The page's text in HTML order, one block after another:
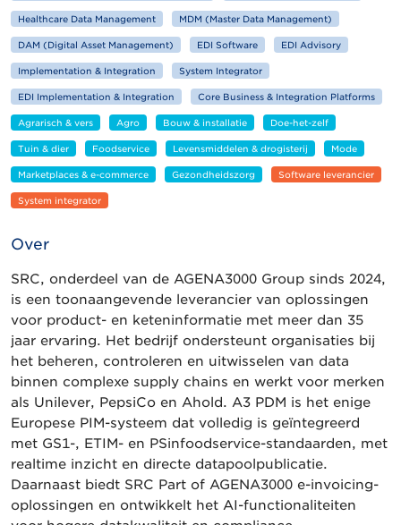
Healthcare Data Management MDM (Master Data Management)
DAM (Digital Asset Management) EDI Software EDI Advisory
Implementation & Integration System Integrator
EDI Implementation & Integration Core Business & Integration Platforms
Agrarisch & vers Agro Bouw & installatie Doe-het-zelf
Tuin & dier Foodservice Levensmiddelen & drogisterij Mode
Marketplaces & e-commerce Gezondheidszorg Software leverancier
System integrator
Over
SRC, onderdeel van de AGENA3000 Group sinds 2024,
is een toonaangevende leverancier van oplossingen
voor product- en keteninformatie met meer dan 35
jaar ervaring. Het bedrijf ondersteunt organisaties bij
het beheren, controleren en uitwisselen van data
binnen complexe supply chains en werkt voor merken
als Unilever, PepsiCo en Ahold. A3 PDM is het enige
Europese PIM-systeem dat volledig is geïntegreerd
met GS1-, ETIM- en PSinfoodservice-standaarden, met
realtime inzicht en directe datapoolpublicatie.
Daarnaast biedt SRC Part of AGENA3000 e-invoicing-
oplossingen en ontwikkelt het AI-functionaliteiten